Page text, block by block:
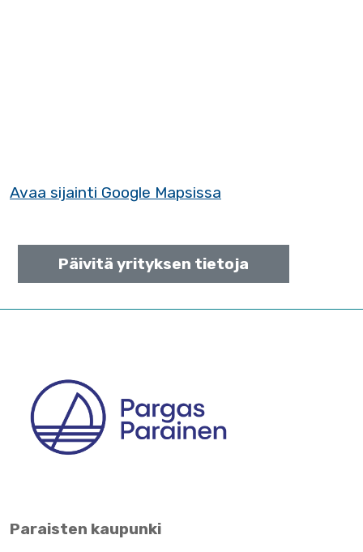
Avaa sijainti Google Mapsissa
Päivitä yrityksen tietoja
Paraisten kaupunki